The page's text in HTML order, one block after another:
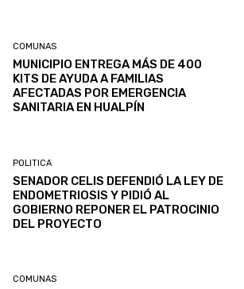
COMUNAS
MUNICIPIO ENTREGA MÁS DE 400
KITS DE AYUDA A FAMILIAS
AFECTADAS POR EMERGENCIA
SANITARIA EN HUALPÍN
POLITICA
SENADOR CELIS DEFENDIÓ LA LEY DE
ENDOMETRIOSIS Y PIDIÓ AL
GOBIERNO REPONER EL PATROCINIO
DEL PROYECTO
COMUNAS